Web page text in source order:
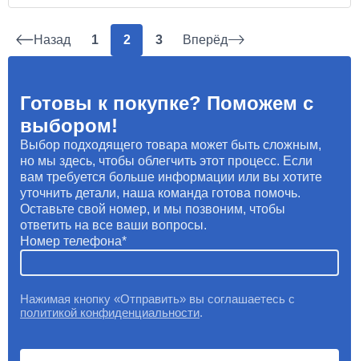
Назад 1 2 3 Вперёд
Готовы к покупке? Поможем с
выбором!
Выбор подходящего товара может быть сложным,
но мы здесь, чтобы облегчить этот процесс. Если
вам требуется больше информации или вы хотите
уточнить детали, наша команда готова помочь.
Оставьте свой номер, и мы позвоним, чтобы
ответить на все ваши вопросы.
Номер телефона
Нажимая кнопку «Отправить» вы соглашаетесь с
политикой конфиденциальности.